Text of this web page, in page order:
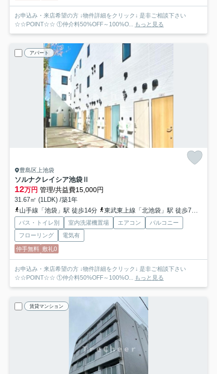
お申込み・来店希望の方 ↓物件詳細をクリック↓ 是非ご相談下さい
☆☆POINT☆☆ ①仲介料50%OFF～100%O... もっと見る
アパート
豊島区上池袋
ソルナクレイシア池袋Ⅱ
12万円 管理/共益費15,000円
31.67㎡ (1LDK) /築1年
山手線「池袋」駅 徒歩14分
東武東上線「北池袋」駅 徒歩7分
バス・トイレ別 室内洗濯機置場 エアコン
バルコニー
フローリング
電気有
仲手無料 敷礼0
お申込み・来店希望の方 ↓物件詳細をクリック↓ 是非ご相談下さい
☆☆POINT☆☆ ①仲介料50%OFF～100%O... もっと見る
賃貸マンション